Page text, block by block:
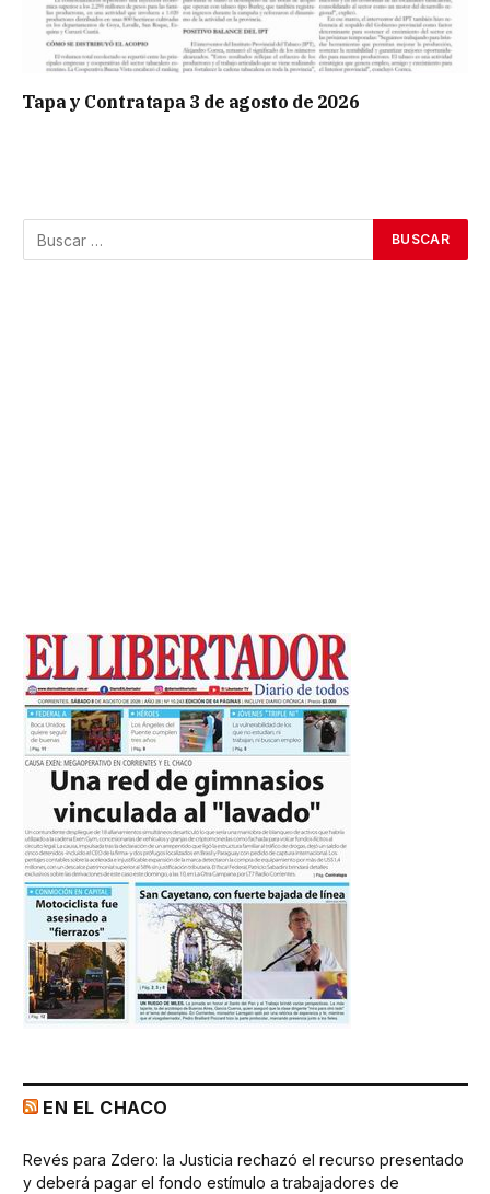
Tapa y Contratapa 3 de agosto de 2026
EN EL CHACO
Revés para Zdero: la Justicia rechazó el recurso presentado
y deberá pagar el fondo estímulo a trabajadores de